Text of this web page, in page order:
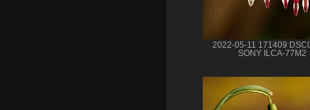
2022-05-11 171409
SONY ILCA-77M2